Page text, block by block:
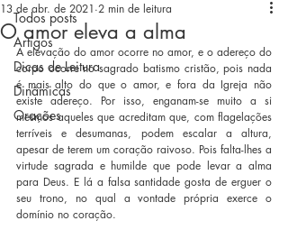
Todos posts
Artigos
Dicas de Leitura
Dinâmicas
Orações
O amor eleva a alma
13 de abr. de 2021 2 min de leitura
A elevação do amor ocorre no amor, e o adereço do
corpo ocorre no sagrado batismo cristão, pois nada
é mais alto do que o amor, e fora da Igreja não
existe adereço. Por isso, enganam-se muito a si
mesmos aqueles que acreditam que, com flagelações
terríveis e desumanas, podem escalar a altura,
apesar de terem um coração raivoso. Pois falta-lhes a
virtude sagrada e humilde que pode levar a alma
para Deus. E lá a falsa santidade gosta de erguer o
seu trono, no qual a vontade própria exerce o
domínio no coração.